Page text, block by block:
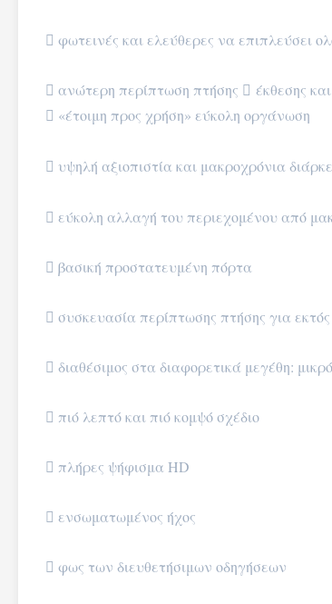
 φωτεινές και ελεύθερες να επιπλεύσει
 ανώτερη περίπτωση πτήσης  έκθεσης
 «έτοιμη προς χρήση» εύκολη οργάνωση
σύνδεση
 υψηλή αξιοπιστία και μακροχρόνια

 εύκολη αλλαγή του περιεχομένου από
 βασική προστατευμένη πόρτα
 συσκευασία περίπτωσης πτήσης για
 διαθέσιμος στα διαφορετικά μεγέθη:
 πιό λεπτό και πιό κομψό σχέδιο
 πλήρες ψήφισμα HD
 ενσωματωμένος ήχος
 φως των διευθετήσιμων οδηγήσεων